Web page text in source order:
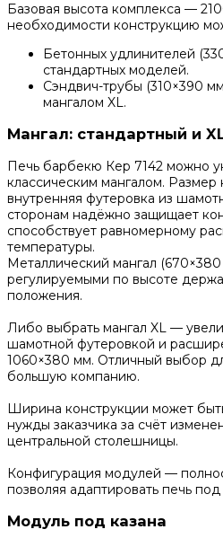
Базовая высота комплекса —
необходимости конструкцию
Бетонных удлинителей
стандартных моделей.
Сэндвич-трубы (310×390
мангалом XL.
Мангал: стандартный и
Печь барбекю Кер 7142 можно
классическим мангалом.
внутренняя футеровка из
сторонам надёжно защищает
способствует равномерному
температуры.
Металлический мангал
регулируемыми по высоте
положения.
Либо выбрать мангал XL —
шамотной футеровкой и
1060×380 мм. Отличный выбор
большую компанию.
Ширина конструкции может
нужды заказчика за счёт
центральной столешницы.
Конфигурация модулей —
позволяя адаптировать печь
Модуль под казана